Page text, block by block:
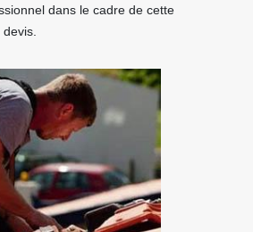
dans le cadre de cette